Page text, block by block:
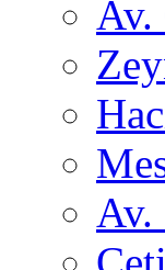
Av.
Av.